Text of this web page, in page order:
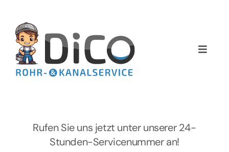
springen
Toggle
Home
Services
Rufen Sie uns jetzt unter unserer 24-
Stunden-Servicenummer an!